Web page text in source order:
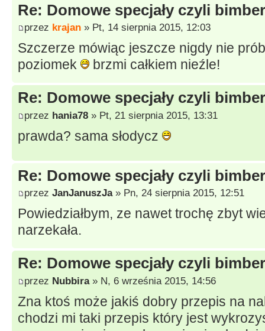
Re: Domowe specjały czyli
przez krajan » Pt, 14 sierpnia 2015, 12:03
Szczerze mówiąc jeszcze nigdy nie
poziomek
brzmi całkiem nieźle!
Re: Domowe specjały czyli
przez hania78 » Pt, 21 sierpnia 2015, 13:31
prawda? sama słodycz
Re: Domowe specjały czyli
przez JanJanuszJa» Pn, 24 sierpnia 2015, 12:51
Powiedziałbym, ze nawet trochę zbyt
narzekała.
Re: Domowe specjały czyli
przez Nubbira» N, 6 września 2015, 14:56
Zna ktoś może jakiś dobry przepis na
chodzi mi taki przepis który jest